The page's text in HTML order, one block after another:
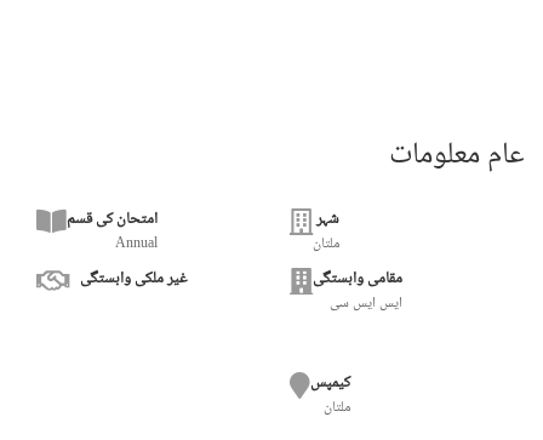
عام معلومات
شہر
ملتان
امتحان کی قسم
Annual
مقامی وابستگی
ایس ایس سی
غیر ملکی وابستگی
کیمپس
ملتان